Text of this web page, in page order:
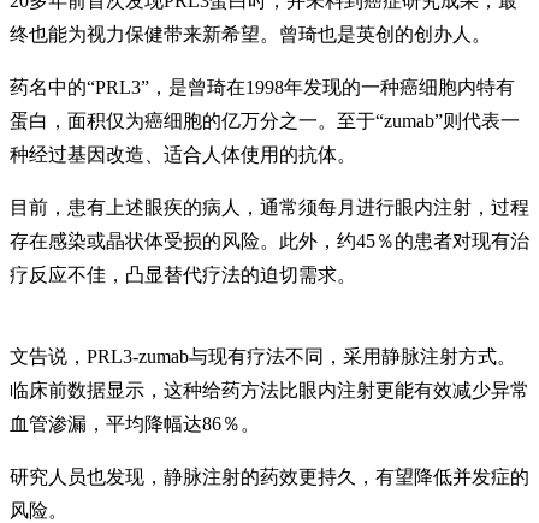
终也能为视力保健带来新希望。曾琦也是英创的创办人。
药名中的“PRL3”，是曾琦在1998年发现的一种癌细胞内特有
蛋白，面积仅为癌细胞的亿万分之一。至于“zumab”则代表一
种经过基因改造、适合人体使用的抗体。
目前，患有上述眼疾的病人，通常须每月进行眼内注射，过程
存在感染或晶状体受损的风险。此外，约45％的患者对现有治
疗反应不佳，凸显替代疗法的迫切需求。
文告说，PRL3-zumab与现有疗法不同，采用静脉注射方式。
临床前数据显示，这种给药方法比眼内注射更能有效减少异常
血管渗漏，平均降幅达86％。
研究人员也发现，静脉注射的药效更持久，有望降低并发症的
风险。